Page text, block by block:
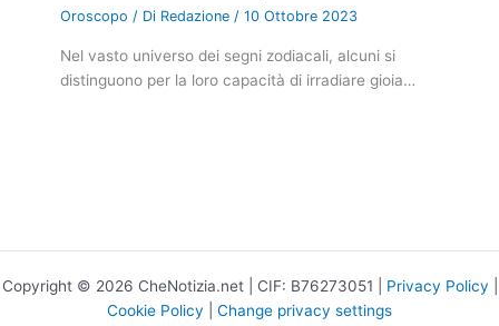
Oroscopo / Di Redazione/10 Ottobre 2023
Nel vasto universo dei segni zodiacali, alcuni si
distinguono per la loro capacità di irradiare gioia…
Copyright © 2026 CheNotizia.net | CIF: B76273051 | Privacy Policy
Cookie Policy
Change privacy settings